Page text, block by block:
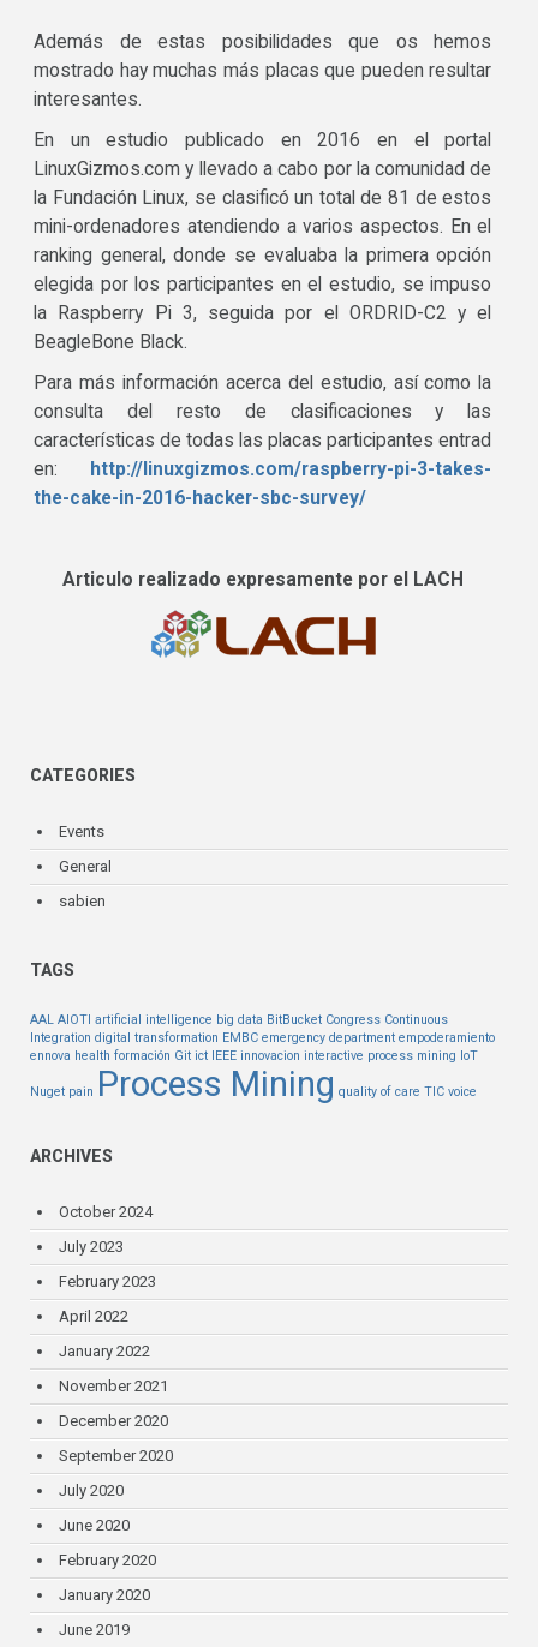
Además de estas posibilidades que os hemos
mostrado hay muchas más placas que pueden resultar
interesantes.
En un estudio publicado en 2016 en el portal
LinuxGizmos.com y llevado a cabo por la comunidad de
la Fundación Linux, se clasificó un total de 81 de estos
mini-ordenadores atendiendo a varios aspectos. En el
ranking general, donde se evaluaba la primera opción
elegida por los participantes en el estudio, se impuso
la Raspberry Pi 3, seguida por el ORDRID-C2 y el
BeagleBone Black.
Para más información acerca del estudio, así como la
consulta del resto de clasificaciones y las
características de todas las placas participantes entrad
en:
http://linuxgizmos.com/raspberry-pi-3-takes-
the-cake-in-2016-hacker-sbc-survey/
Articulo realizado expresamente por el LACH
CATEGORIES
Events
General
sabien
TAGS
AAL AIOTI artificial intelligence big data BitBucket Congress Continuous
Integration digital transformation EMBC emergency department empoderamiento
ennova health formación Git ict IEEE innovacion interactive process mining IoT
Nuget pain Process Mining quality of care TIC voice
ARCHIVES
October 2024
July 2023
February 2023
April 2022
January 2022
November 2021
December 2020
September 2020
July 2020
June 2020
February 2020
January 2020
June 2019